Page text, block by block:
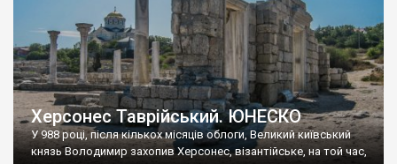
Херсонес Таврійський. ЮНЕСКО
У 988 році, після кількох місяців облоги, Великий київський
князь Володимир захопив Херсонес, візантійське, на той час,